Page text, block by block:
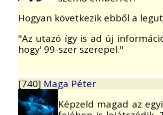
Hogyan következik ebből a
"Az utazó így is ad új
hogy' 99-szer szerepel."
[740] Maga Péter
Képzeld magad az